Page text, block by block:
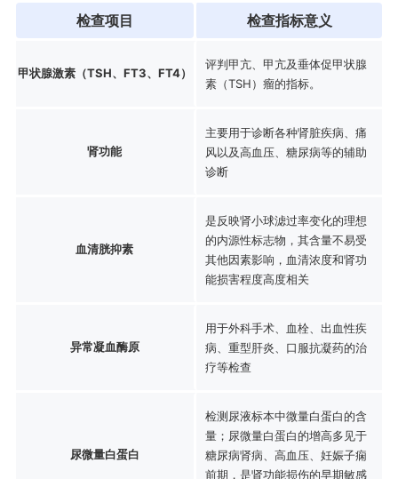
检查项目 检查指标意义
甲状腺激素（TSH、FT3、FT4）
评判甲亢、甲亢及垂体促甲状腺
素（TSH）瘤的指标。
肾功能
主要用于诊断各种肾脏疾病、痛
风以及高血压、糖尿病等的辅助
诊断
血清胱抑素
是反映肾小球滤过率变化的理想
的内源性标志物，其含量不易受
其他因素影响，血清浓度和肾功
能损害程度高度相关
异常凝血酶原
用于外科手术、血栓、出血性疾
病、重型肝炎、口服抗凝药的治
疗等检查
尿微量白蛋白
检测尿液标本中微量白蛋白的含
量；尿微量白蛋白的增高多见于
糖尿病肾病、高血压、妊娠子痫
前期，是肾功能损伤的早期敏感